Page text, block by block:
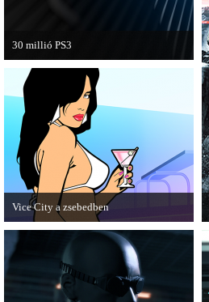
30 millió PS3
A PAL régióban a PS3 átlépte a 30
milliós eladott darabszámot.
Vice City a zsebedben
A GTA: Vice City 10th Anniversary
Editionről készített tesztet a PC Guru.